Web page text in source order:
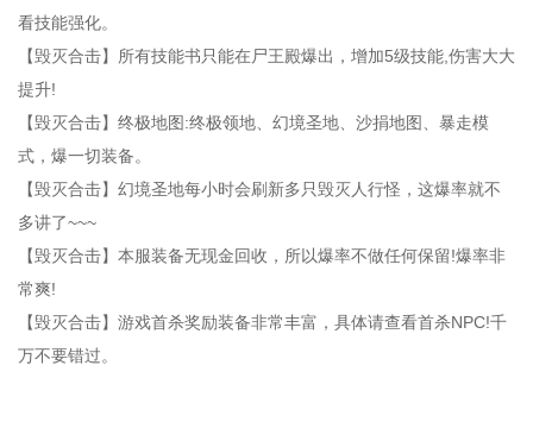
看技能强化。
【毁灭合击】所有技能书只能在尸王殿爆出，增加5级技能,伤害大大
提升!
【毁灭合击】终极地图:终极领地、幻境圣地、沙捐地图、暴走模
式，爆一切装备。
【毁灭合击】幻境圣地每小时会刷新多只毁灭人行怪，这爆率就不
多讲了~~~
【毁灭合击】本服装备无现金回收，所以爆率不做任何保留!爆率非
常爽!
【毁灭合击】游戏首杀奖励装备非常丰富，具体请查看首杀NPC!千
万不要错过。